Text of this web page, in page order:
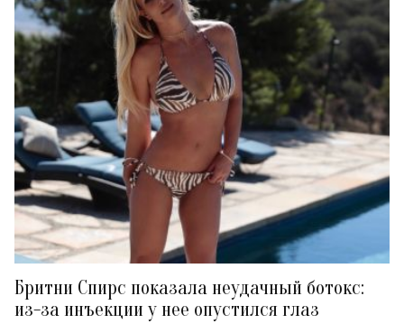
Бритни Спирс показала неудачный ботокс:
из-за инъекции у нее опустился глаз